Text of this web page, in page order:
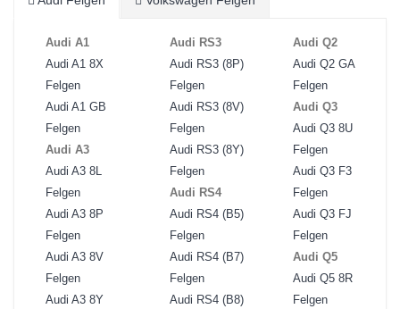
Audi A1
Audi A1 8X
Felgen
Audi A1 GB
Felgen
Audi A3
Audi A3 8L
Felgen
Audi A3 8P
Felgen
Audi A3 8V
Felgen
Audi A3 8Y
Audi RS3
Audi RS3 (8P)
Felgen
Audi RS3 (8V)
Felgen
Audi RS3 (8Y)
Felgen
Audi RS4
Audi RS4 (B5)
Felgen
Audi RS4 (B7)
Felgen
Audi RS4 (B8)
Audi Q2
Audi Q2 GA
Felgen
Audi Q3
Audi Q3 8U
Felgen
Audi Q3 F3
Felgen
Audi Q3 FJ
Felgen
Audi Q5
Audi Q5 8R
Felgen